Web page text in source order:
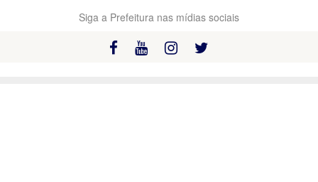
Siga a Prefeitura nas mídias sociais